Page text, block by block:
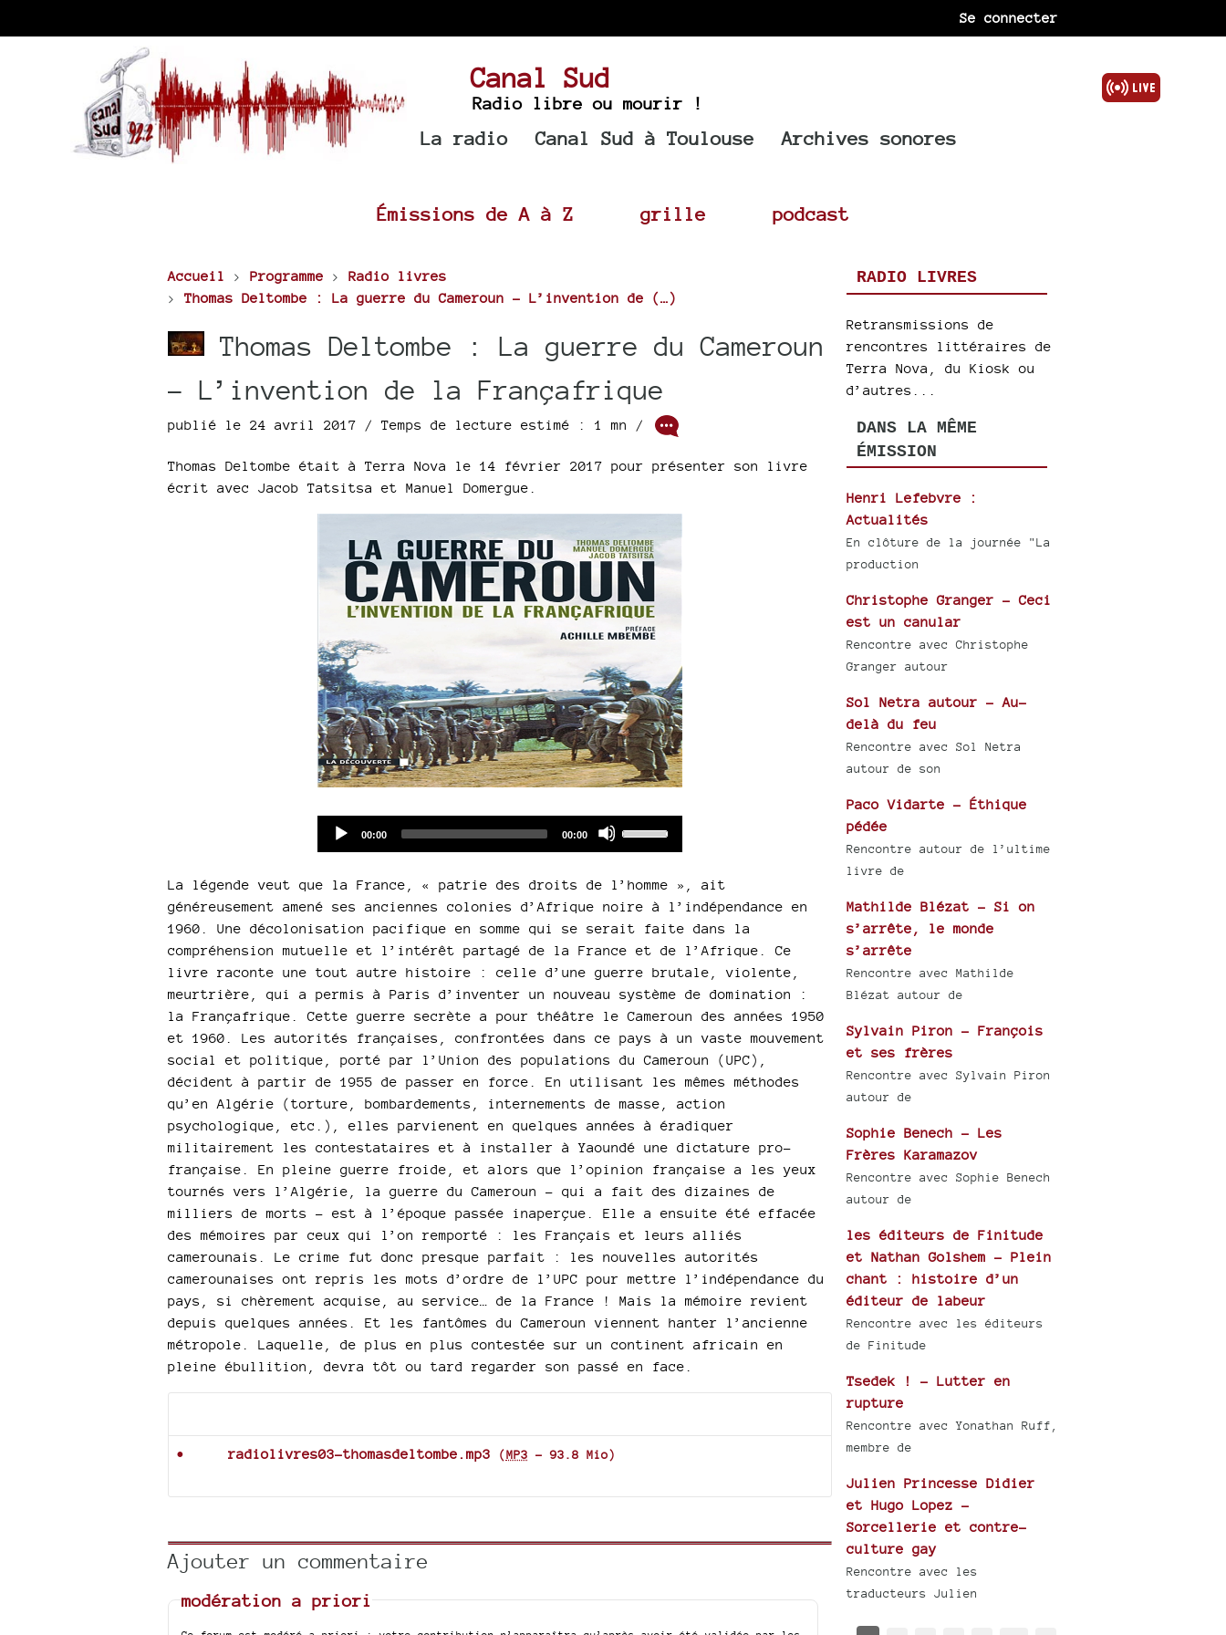
Se connecter
Canal Sud
Radio libre ou mourir !
La radio Canal Sud à Toulouse Archives sonores
Émissions de A à Z grille podcast
Accueil > Programme > Radio livres
> Thomas Deltombe : La guerre du Cameroun - L’invention de (…)
Thomas Deltombe : La guerre du Cameroun
- L’invention de la Françafrique
publié le 24 avril 2017 / Temps de lecture estimé : 1 mn /
Thomas Deltombe était à Terra Nova le 14 février 2017 pour présenter son livre
écrit avec Jacob Tatsitsa et Manuel Domergue.
Current
00:00
Total
00:00
keys
to
increase
or
decrease
volume.
La légende veut que la France, « patrie des droits de l’homme », ait
généreusement amené ses anciennes colonies d’Afrique noire à l’indépendance en
1960. Une décolonisation pacifique en somme qui se serait faite dans la
compréhension mutuelle et l’intérêt partagé de la France et de l’Afrique. Ce
livre raconte une tout autre histoire : celle d’une guerre brutale, violente,
meurtrière, qui a permis à Paris d’inventer un nouveau système de domination :
la Françafrique. Cette guerre secrète a pour théâtre le Cameroun des années 1950
et 1960. Les autorités françaises, confrontées dans ce pays à un vaste mouvement
social et politique, porté par l’Union des populations du Cameroun (UPC),
décident à partir de 1955 de passer en force. En utilisant les mêmes méthodes
qu’en Algérie (torture, bombardements, internements de masse, action
psychologique, etc.), elles parvienent en quelques années à éradiquer
militairement les contestataires et à installer à Yaoundé une dictature pro-
française. En pleine guerre froide, et alors que l’opinion française a les yeux
tournés vers l’Algérie, la guerre du Cameroun – qui a fait des dizaines de
milliers de morts – est à l’époque passée inaperçue. Elle a ensuite été effacée
des mémoires par ceux qui l’on remporté : les Français et leurs alliés
camerounais. Le crime fut donc presque parfait : les nouvelles autorités
camerounaises ont repris les mots d’ordre de l’UPC pour mettre l’indépendance du
pays, si chèrement acquise, au service… de la France ! Mais la mémoire revient
depuis quelques années. Et les fantômes du Cameroun viennent hanter l’ancienne
métropole. Laquelle, de plus en plus contestée sur un continent africain en
pleine ébullition, devra tôt ou tard regarder son passé en face.
radiolivres03-thomasdeltombe.mp3 (MP3 -93.8 Mio)
Ajouter un commentaire
modération a priori
RADIO LIVRES
Retransmissions de
rencontres littéraires de
Terra Nova, du Kiosk ou
d’autres...
DANS LA MÊME
ÉMISSION
Henri Lefebvre :
Actualités
En clôture de la journée "La
production
Christophe Granger - Ceci
est un canular
Rencontre avec Christophe
Granger autour
Sol Netra autour - Au-
delà du feu
Rencontre avec Sol Netra
autour de son
Paco Vidarte - Éthique
pédée
Rencontre autour de l’ultime
livre de
Mathilde Blézat - Si on
s’arrête, le monde
s’arrête
Rencontre avec Mathilde
Blézat autour de
Sylvain Piron - François
et ses frères
Rencontre avec Sylvain Piron
autour de
Sophie Benech - Les
Frères Karamazov
Rencontre avec Sophie Benech
autour de
les éditeurs de Finitude
et Nathan Golshem - Plein
chant : histoire d’un
éditeur de labeur
Rencontre avec les éditeurs
de Finitude
Tsedek ! - Lutter en
rupture
Rencontre avec Yonathan Ruff,
membre de
Julien Princesse Didier
et Hugo Lopez -
Sorcellerie et contre-
culture gay
Rencontre avec les
traducteurs Julien